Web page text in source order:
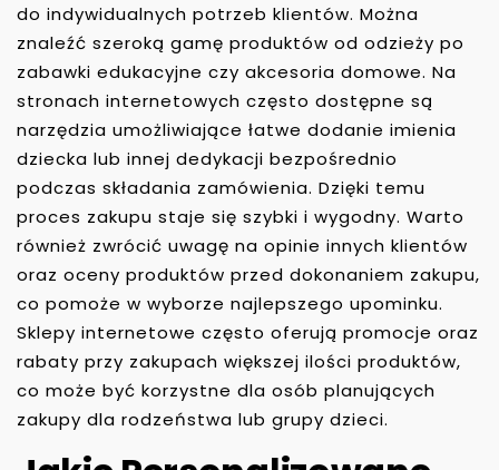
do indywidualnych potrzeb klientów. Można
znaleźć szeroką gamę produktów od odzieży po
zabawki edukacyjne czy akcesoria domowe. Na
stronach internetowych często dostępne są
narzędzia umożliwiające łatwe dodanie imienia
dziecka lub innej dedykacji bezpośrednio
podczas składania zamówienia. Dzięki temu
proces zakupu staje się szybki i wygodny. Warto
również zwrócić uwagę na opinie innych klientów
oraz oceny produktów przed dokonaniem zakupu,
co pomoże w wyborze najlepszego upominku.
Sklepy internetowe często oferują promocje oraz
rabaty przy zakupach większej ilości produktów,
co może być korzystne dla osób planujących
zakupy dla rodzeństwa lub grupy dzieci.